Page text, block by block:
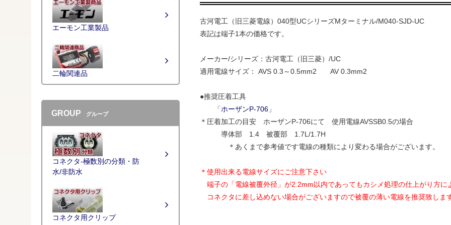
古河電工（旧三菱電線）040型UCシリーズMターミナル/M040-SJD-UC
表記は端子1本の価格です。
メーカー/シリーズ：古河電工（旧三菱）/UC
適用電線サイズ： AVS 0.3～0.5mm2 AV 0.3mm2
●推奨圧着工具
「ホーザンP-706 」
＊圧着加工の目安 ホーザンP-706にて 使用電線AVSSB0.5の場合
導体部 1.4 被覆部 1.7L/1.7H
＊あくまで参考値です電線の種類により変わる場合がございます。
＊使用出来る電線サイズにご注意下さい
端子の「電線被覆外径」が2.2mm以内であってもカシメ処理の仕上がり方に
コネクタに差し込めない場合がございますので被覆の薄い電線を推奨致します
エーモン工業製品
二輪関連品
GROUP グループ
コネクタ-極数別の分類・防
水/非防水
コネクタ用クリップ